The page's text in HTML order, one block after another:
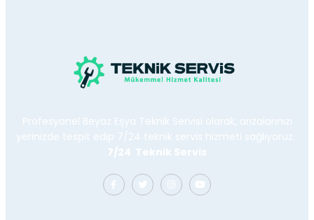
Profesyonel Beyaz Eşya Teknik Servisi olarak, arızalarınızı
yerinizde tespit edip 7/24 teknik servis hizmeti sağlıyoruz.
7/24 Teknik Servis